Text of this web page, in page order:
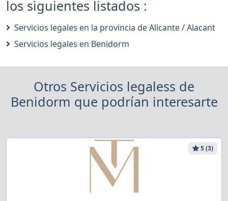
los siguientes listados :
Servicios legales en la provincia de Alicante / Alacant
Servicios legales en Benidorm
Otros Servicios legaless de
Benidorm que podrían interesarte
5 (3)